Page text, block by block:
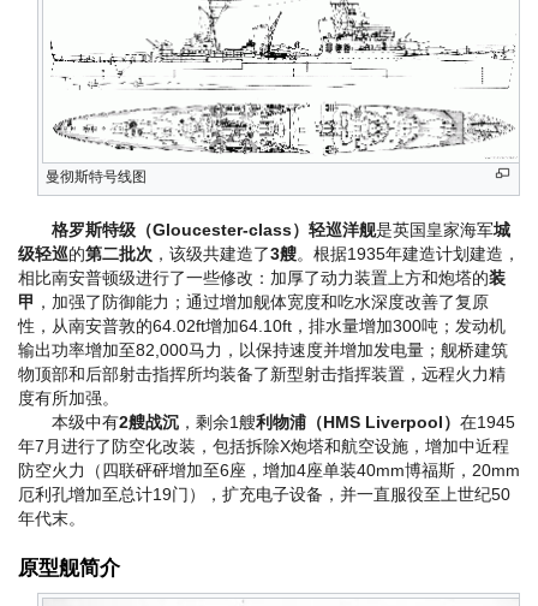
曼彻斯特号线图
格罗斯特级（Gloucester-class）轻巡洋舰是英国皇家海军城
级轻巡的第二批次 ，该级共建造了3艘。根据1935年建造计划建造，
相比南安普顿级进行了一些修改：加厚了动力装置上方和炮塔的装
甲 ，加强了防御能力；通过增加舰体宽度和吃水深度改善了复原
性，从南安普敦的64.02ft增加64.10ft，排水量增加300吨；发动机
输出功率增加至82,000马力，以保持速度并增加发电量；舰桥建筑
物顶部和后部射击指挥所均装备了新型射击指挥装置，远程火力精
度有所加强。
本级中有2艘战沉 ，剩余1艘利物浦（HMS Liverpool） 在1945
年7月进行了防空化改装，包括拆除X炮塔和航空设施，增加中近程
防空火力（四联砰砰增加至6座，增加4座单装40mm博福斯，20mm
厄利孔增加至总计19门），扩充电子设备，并一直服役至上世纪50
年代末。
原型舰简介